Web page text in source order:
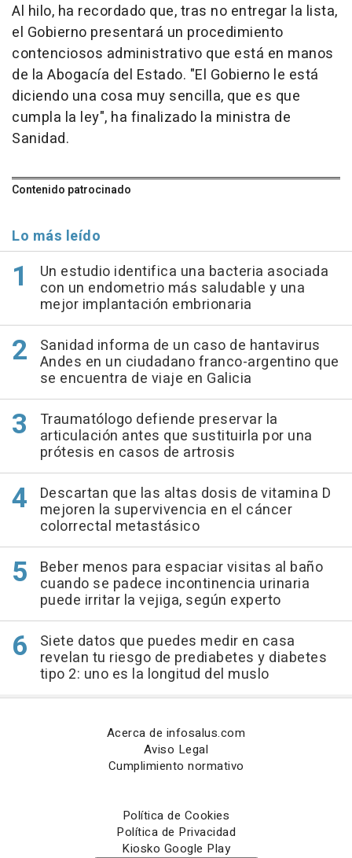
Al hilo, ha recordado que, tras no entregar la lista,
el Gobierno presentará un procedimiento
contenciosos administrativo que está en manos
de la Abogacía del Estado. "El Gobierno le está
diciendo una cosa muy sencilla, que es que
cumpla la ley", ha finalizado la ministra de
Sanidad.
Contenido patrocinado
Lo más leído
Un estudio identifica una bacteria asociada
con un endometrio más saludable y una
mejor implantación embrionaria
Sanidad informa de un caso de hantavirus
Andes en un ciudadano franco-argentino que
se encuentra de viaje en Galicia
Traumatólogo defiende preservar la
articulación antes que sustituirla por una
prótesis en casos de artrosis
Descartan que las altas dosis de vitamina D
mejoren la supervivencia en el cáncer
colorrectal metastásico
Beber menos para espaciar visitas al baño
cuando se padece incontinencia urinaria
puede irritar la vejiga, según experto
Siete datos que puedes medir en casa
revelan tu riesgo de prediabetes y diabetes
tipo 2: uno es la longitud del muslo
Acerca de infosalus.com
Aviso Legal
Cumplimiento normativo
Política de Cookies
Política de Privacidad
Kiosko Google Play